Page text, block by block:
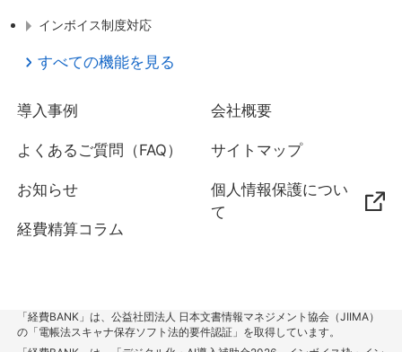
インボイス制度対応
すべての機能を見る
導入事例
よくあるご質問（FAQ）
お知らせ
経費精算コラム
会社概要
サイトマップ
個人情報保護につい
て
「経費BANK」は、公益社団法人 日本文書情報マネジメント協会（JIIMA）
の「電帳法スキャナ保存ソフト法的要件認証」を取得しています。